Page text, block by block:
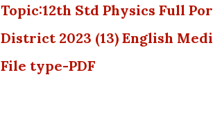
Topic:12th Std Physics Full
District 2023 (13) English
File type-PDF